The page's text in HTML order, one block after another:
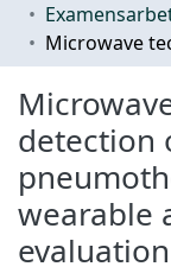
detection
wearable